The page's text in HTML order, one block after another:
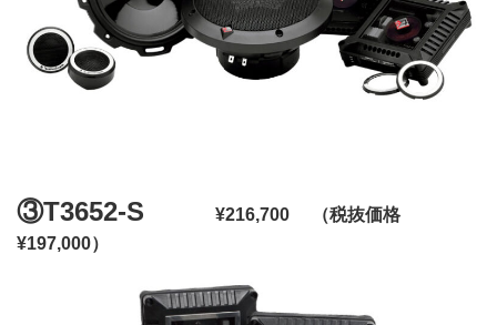
③T3652-S
¥216,700 （税抜価格
¥197,000）